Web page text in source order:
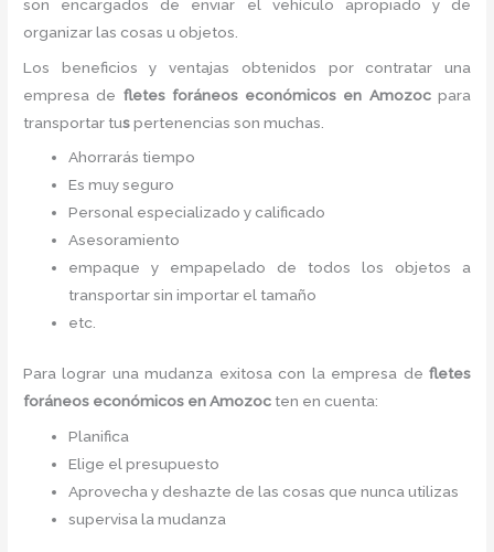
son encargados de enviar el vehículo apropiado y de
organizar las cosas u objetos.
Los beneficios y ventajas obtenidos por contratar una
empresa de fletes foráneos económicos en Amozoc para
transportar tuspertenencias son muchas.
Ahorrarás tiempo
Es muy seguro
Personal especializado y calificado
Asesoramiento
empaque y empapelado de todos los objetos a
transportar sin importar el tamaño
etc.
Para lograr una mudanza exitosa con la empresa de fletes
foráneos económicos en Amozoc ten en cuenta:
Planifica
Elige el presupuesto
Aprovecha y deshazte de las cosas que nunca utilizas
supervisa la mudanza